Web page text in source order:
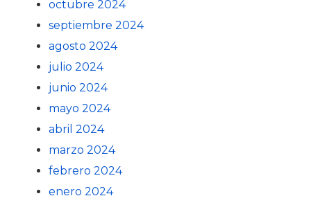
octubre 2024
septiembre 2024
agosto 2024
julio 2024
junio 2024
mayo 2024
abril 2024
marzo 2024
febrero 2024
enero 2024